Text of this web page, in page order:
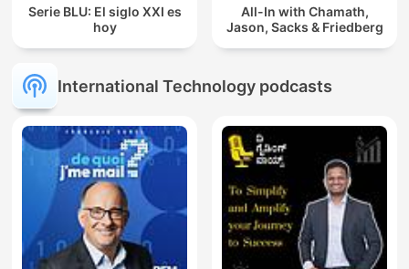
Serie BLU: El siglo XXI es
hoy
All-In with Chamath,
Jason, Sacks & Friedberg
International Technology podcasts